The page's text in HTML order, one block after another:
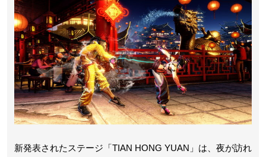
新発表されたステージ「TIAN HONG YUAN」は、夜が訪れ